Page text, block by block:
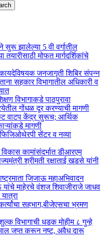
सुरू झालेल्या 5 वी वर्गातील
तयारीसाठी मोफत मार्गदर्शिकांचे
जनजागृती शिबिर संपन्न
सहकार विभागातील अधिकारी व
विभागाकडे पाठपुरावा
गोंधळ दूर करण्याची मागणी
वाटप केंद्र सुरूच; आर्थिक
मागणी
सेंटर व नव्या
कामांसंदर्भात डीआरएम
श्रीमती रक्षाताई खडसे यांनी
जिजाऊ महाअभिवादन
माहेरचे वंशज शिवाजीराजे जाधव
यात्रा
सहभाग,बीजेएसचा भ्रमण
विभागाची धडक मोहीम ८ गुन्हे
जप्त करून नष्ट, अवैध दारू